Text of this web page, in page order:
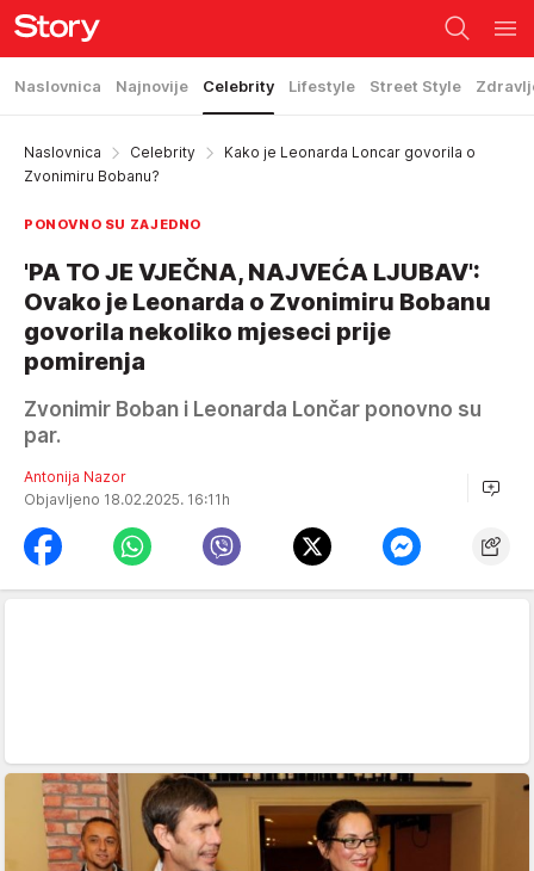
Naslovnica Najnovije Celebrity Lifestyle Street Style
Naslovnica Celebrity
Kako je Leonarda Loncar govorila o
Zvonimiru Bobanu?
PONOVNO SU ZAJEDNO
'PA TO JE VJEČNA, NAJVEĆA LJUBAV':
Ovako je Leonarda o Zvonimiru Bobanu
govorila nekoliko mjeseci prije
pomirenja
Zvonimir Boban i Leonarda Lončar ponovno su
par.
Antonija Nazor
Objavljeno 18.02.2025. 16:11h